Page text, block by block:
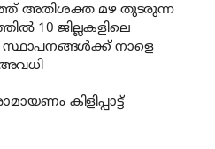
അതിശക്ത മഴ തുടരുന്ന
10 ജില്ലകളിലെ
സ്ഥാപനങ്ങൾക്ക് നാളെ
കിളിപ്പാട്ട്